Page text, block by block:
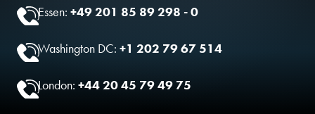
Essen:+49 201 85 89 298 - 0
Washington DC:+1 202 79 67 514
London:+44 20 45 79 49 75